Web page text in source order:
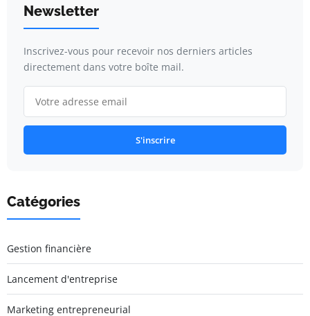
Newsletter
Inscrivez-vous pour recevoir nos derniers articles
directement dans votre boîte mail.
S'inscrire
Catégories
Gestion financière
Lancement d'entreprise
Marketing entrepreneurial